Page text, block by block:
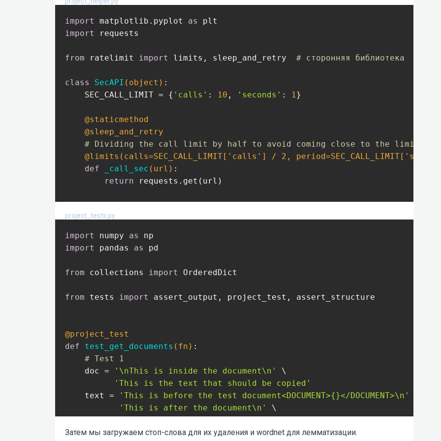
import matplotlib.pyplot as
import
requests
from ratelimit import limits, sleep_and_retry # сторонняя библиотека
class SecAPI (object) :
    SEC_CALL_LIMIT = {
'calls' : 10 , 'seconds' : 1}
    @staticmethod
    @sleep_and_retry
# Dividing the call limit by half to avoid coming close to the limit
@limits(calls=SEC_CALL_LIMIT['calls'] / 2,
def
_call_sec (url) :
return requests.get(url)
return self._call_sec(url).text
def print_ten_k_data
    indentation =
    print(
'['
ten_k
ten_k_data:
            value = str(ten_k[field])
# Show return lines in output
if
isinstance(value, str):
                value_str =
'\'{}\'' .format(value.replace('\n', '\\n'
))
else
                value_str = str(value)
project_tests.py
import numpy as
import
pandas as pd
from collections import OrderedDict
from tests import assert_output, project_test, assert_structure
@project_test
def
test_get_documents (fn) :
# Test 1
    doc =
'\nThis is inside the document\n'
\
'This is the text that should be copied'
    text =
'This is before the test document<DOCUMENT>{}</DOCUMENT>\n'
'This is after the document\n'
\
Затем мы загружаем стоп-слова для их удаления и wordnet для лемматизации.